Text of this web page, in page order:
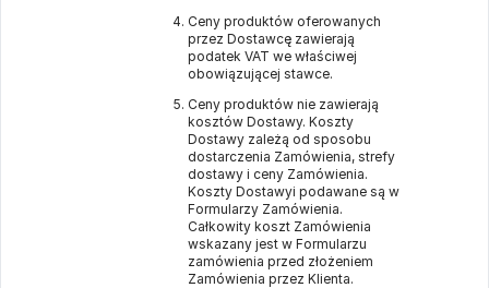
Ceny produktów oferowanych
przez Dostawcę zawierają
podatek VAT we właściwej
obowiązującej stawce.
Ceny produktów nie zawierają
kosztów Dostawy. Koszty
Dostawy zależą od sposobu
dostarczenia Zamówienia, strefy
dostawy i ceny Zamówienia.
Koszty Dostawyi podawane są w
Formularzy Zamówienia.
Całkowity koszt Zamówienia
wskazany jest w Formularzu
zamówienia przed złożeniem
Zamówienia przez Klienta.